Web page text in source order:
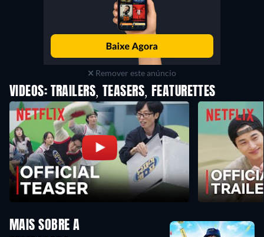
Remover este anúncio
VIDEOS: TRAILERS, TEASERS, FEATURETTES
MAIS SOBRE A